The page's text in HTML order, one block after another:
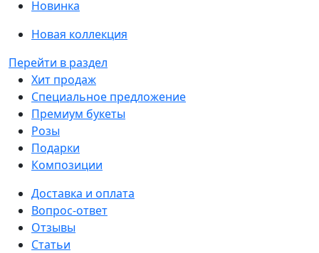
Новинка
Новая коллекция
Перейти в раздел
Хит продаж
Специальное предложение
Премиум букеты
Розы
Подарки
Композиции
Доставка и оплата
Вопрос-ответ
Отзывы
Статьи